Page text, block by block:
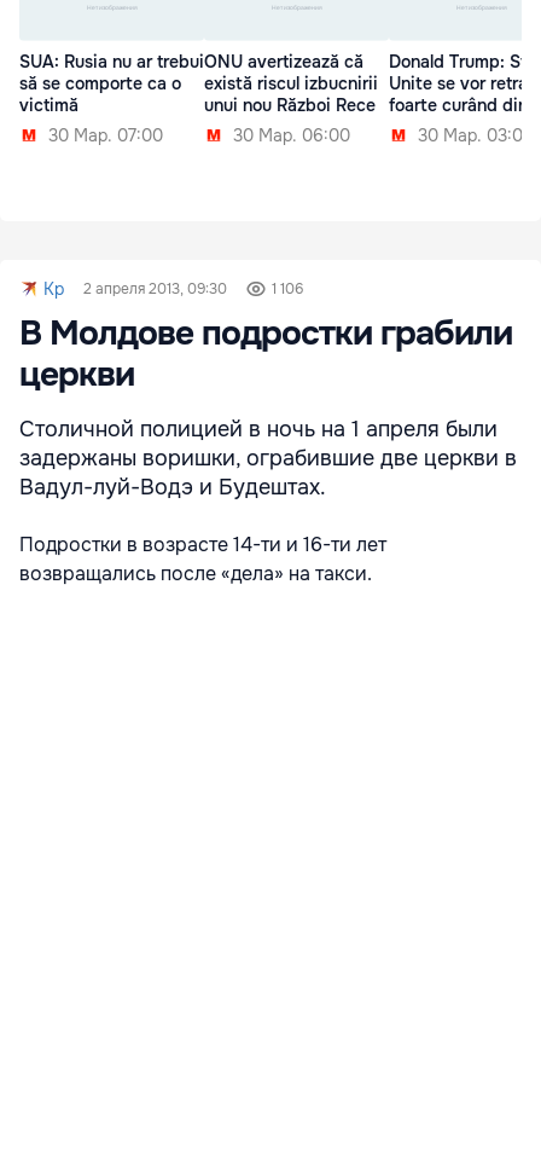
SUA: Rusia nu ar trebui
să se comporte ca o
victimă
30 Мар. 07:00
ONU avertizează că
există riscul izbucnirii
unui nou Război Rece
30 Мар. 06:00
Donald Trump:
Unite se vor
foarte curând din
30 Мар. 03:00
Kp 2 апреля 2013, 09:30 1 106
В Молдове подростки грабили
церкви
Столичной полицией в ночь на 1 апреля были
задержаны воришки, ограбившие две церкви в
Вадул-луй-Водэ и Будештах.
Подростки в возрасте 14-ти и 16-ти лет
возвращались после «дела» на такси.